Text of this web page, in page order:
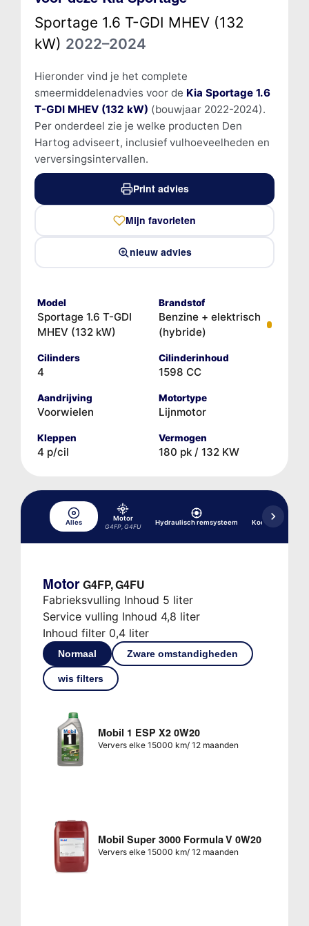
Sportage 1.6 T-GDI MHEV (132
kW) 2022–2024
Hieronder vind je het complete
smeermiddelenadvies voor de Kia Sportage 1.6
T-GDI MHEV (132 kW) (bouwjaar 2022-2024).
Per onderdeel zie je welke producten Den
Hartog adviseert, inclusief vulhoeveelheden en
verversingsintervallen.
Print advies
Mijn favorieten
nieuw advies
Model
Sportage 1.6 T-GDI
MHEV (132 kW)
Brandstof
Benzine + elektrisch
(hybride)
Cilinders
4
Cilinderinhoud
1598 CC
Aandrijving
Voorwielen
Motortype
Lijnmotor
Kleppen
4 p/cil
Vermogen
180 pk / 132 KW
Alles
Motor
G4FP, G4FU
Hydraulisch remsysteem Koelsysteem
Motor G4FP, G4FU
Fabrieksvulling Inhoud 5 liter
Service vulling Inhoud 4,8 liter
Inhoud filter 0,4 liter
Normaal Zware omstandigheden
wis filters
Mobil 1 ESP X2 0W20
Ververs elke 15000 km/ 12 maanden
Mobil Super 3000 Formula V 0W20
Ververs elke 15000 km/ 12 maanden